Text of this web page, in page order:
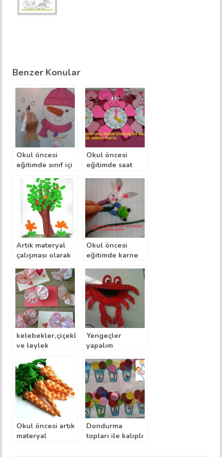
Benzer Konular
Okul öncesi
eğitimde sınıf içi
aşamalı kardan
adam yapımı
Okul öncesi
eğitimde saat
saat öğretimi
oyuncağı
Artık materyal
çalışması olarak
Okul öncesi
eğitimde karne
kelebekler,çiçekler,
ve leylek
Yengeçler
yapalım
Okul öncesi artık
materyal
Dondurma
topları ile kalıplı